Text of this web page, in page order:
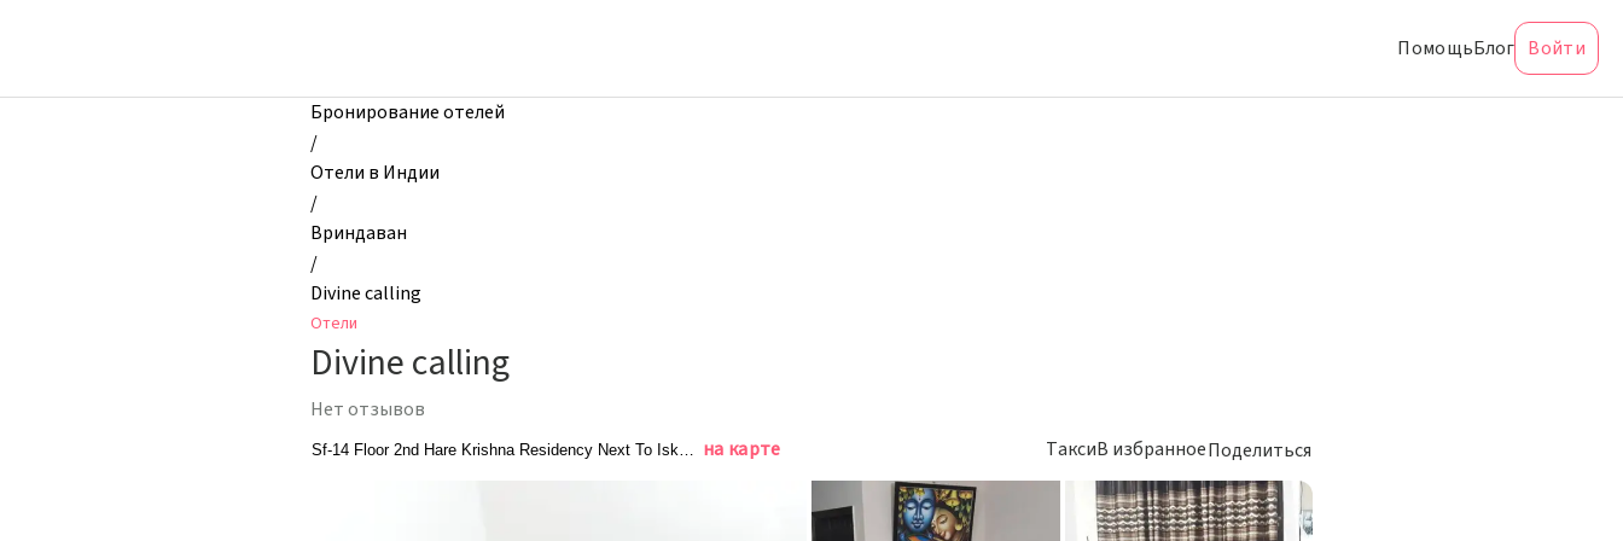
Divine
ПомощьБлог Войти
Бронирование отелей
/
Отели в Индии
/
Вриндаван
/
Divine calling
Отели
Divine calling
Нет отзывов
Sf-14 Floor 2nd Hare Krishna Residency Next To Iskon Temple, Вриндаван
на карте ТаксиВ избранноеПоделиться